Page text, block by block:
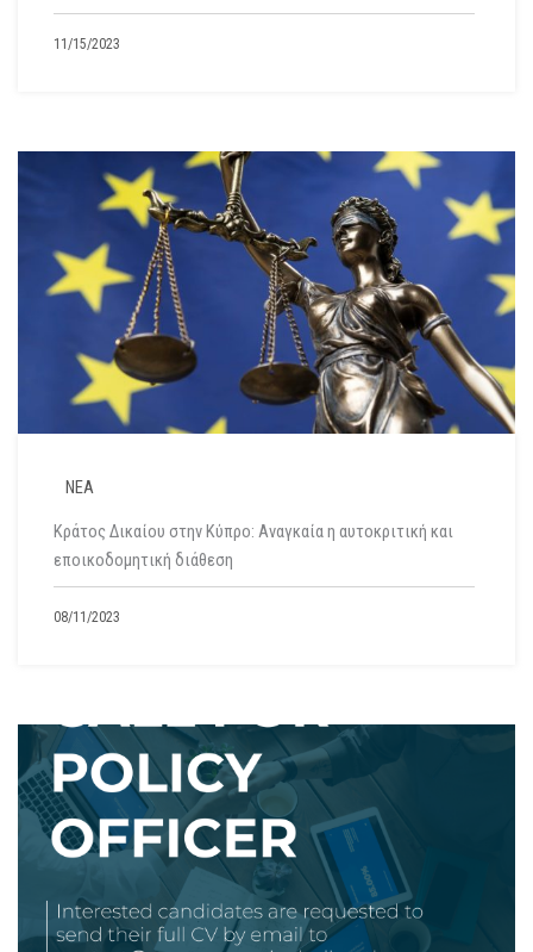
11/15/2023
ΝΕΑ
Κράτος Δικαίου στην Κύπρο: Αναγκαία η αυτοκριτική και
εποικοδομητική διάθεση
08/11/2023